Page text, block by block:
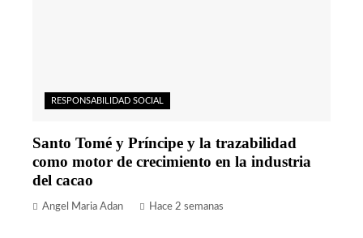
RESPONSABILIDAD SOCIAL
Santo Tomé y Príncipe y la trazabilidad
como motor de crecimiento en la industria
del cacao
Angel Maria Adan Hace 2 semanas